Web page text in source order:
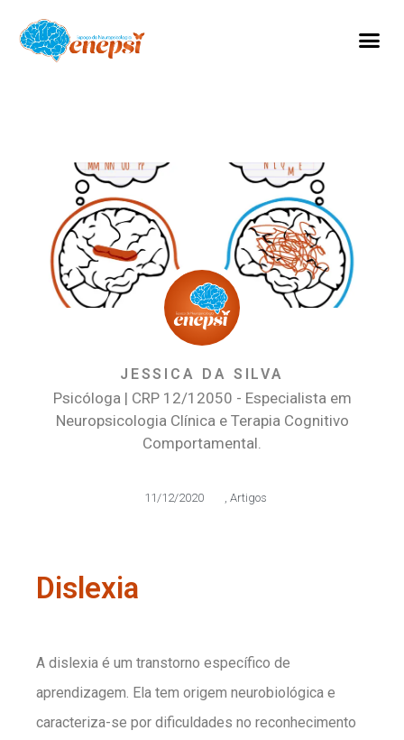
JESSICA DA SILVA
Psicóloga | CRP 12/12050 - Especialista em
Neuropsicologia Clínica e Terapia Cognitivo
Comportamental.
11/12/2020 Artigos
Dislexia
A dislexia é um transtorno específico de
aprendizagem. Ela tem origem neurobiológica e
caracteriza-se por dificuldades no reconhecimento